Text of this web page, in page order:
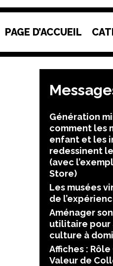
PAGE D’ACCUEIL
Génération
comment les
enfant et les
redessinent
(avec
Store)
Les musées
de
Aménager
utilitaire pour
culture à
Affiches :
Valeur de